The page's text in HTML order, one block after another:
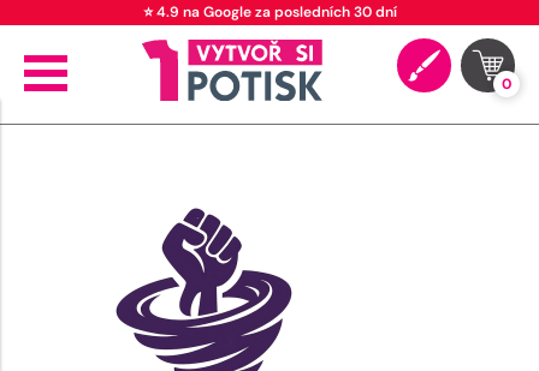
⭐ 4.9 na Google za posledních 30 dní
0